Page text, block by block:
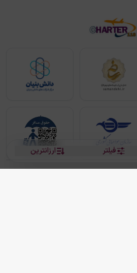
ارزانترین فیلتر